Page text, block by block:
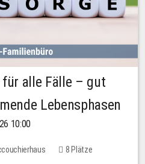
alle Fälle – gut
Lebensphasen
10:00
8 Plätze